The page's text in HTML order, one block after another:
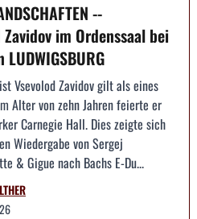
--
im Ordenssaal bei
Vsevolod Zavidov gilt als eines
Alter von zehn Jahren feierte er
Carnegie Hall. Dies zeigte sich
Wiedergabe von Sergej
& Gigue nach Bachs E-Du...